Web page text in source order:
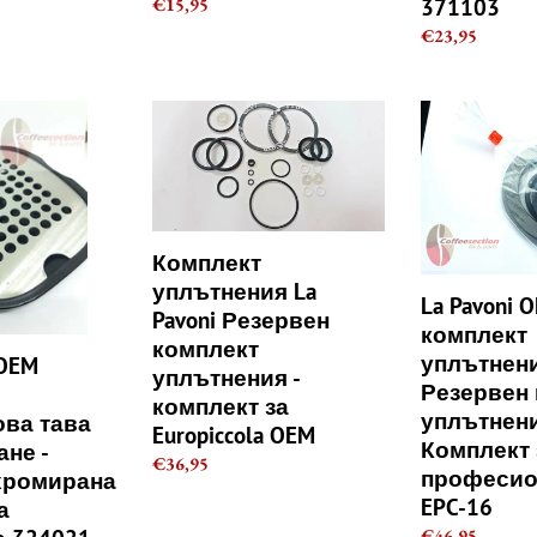
Regular
€15,95
отцеждане
-
371103
Regular
€23,95
тава
-
Комплект
уплътнения
уплътнения
-
комплект
за
Europiccola
OEM
Комплект
уплътнения La
Pavoni Резервен
комплект
уплътнения -
комплект за
Europiccola OEM
Regular
€36,95
La
Pavoni
уплътнения
Резервен
комплект
уплътнения
Комплект
за
EPC-
16
La Pavoni
комплект
Резервен
Комплект
EPC-16